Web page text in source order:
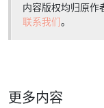
内容版权均归原作
联系我们。
更多内容